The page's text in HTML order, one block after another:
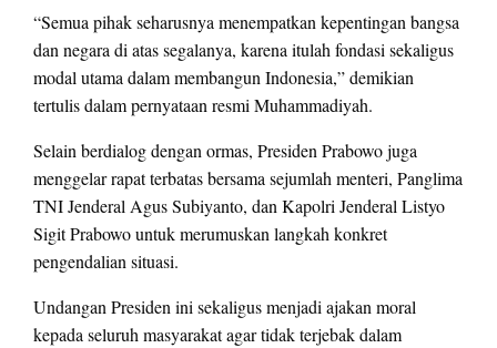
“Semua pihak seharusnya menempatkan kepentingan bangsa
dan negara di atas segalanya, karena itulah fondasi sekaligus
modal utama dalam membangun Indonesia,” demikian
tertulis dalam pernyataan resmi Muhammadiyah.
Selain berdialog dengan ormas, Presiden Prabowo juga
menggelar rapat terbatas bersama sejumlah menteri, Panglima
TNI Jenderal Agus Subiyanto, dan Kapolri Jenderal Listyo
Sigit Prabowo untuk merumuskan langkah konkret
pengendalian situasi.
Undangan Presiden ini sekaligus menjadi ajakan moral
kepada seluruh masyarakat agar tidak terjebak dalam